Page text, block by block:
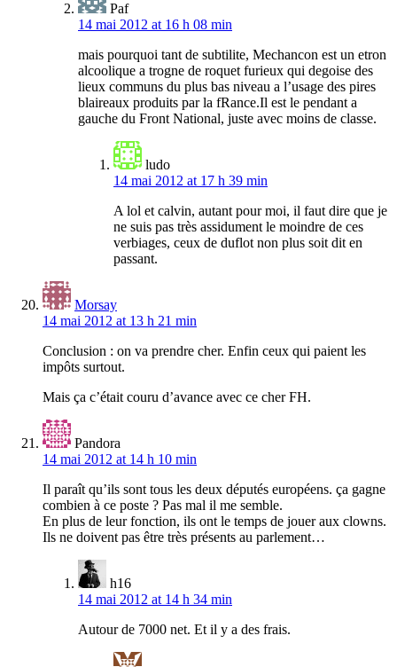
Paf
14 mai 2012 at 16 h 08 min
mais pourquoi tant de subtilite, Mechancon est un etron
alcoolique a trogne de roquet furieux qui degoise des
lieux communs du plus bas niveau a l’usage des pires
blaireaux produits par la fRance.Il est le pendant a
gauche du Front National, juste avec moins de classe.
ludo
14 mai 2012 at 17 h 39 min
A lol et calvin, autant pour moi, il faut dire que je
ne suis pas très assidument le moindre de ces
verbiages, ceux de duflot non plus soit dit en
passant.
Morsay
14 mai 2012 at 13 h 21 min
Conclusion : on va prendre cher. Enfin ceux qui paient les
impôts surtout.
Mais ça c’était couru d’avance avec ce cher FH.
Pandora
14 mai 2012 at 14 h 10 min
Il paraît qu’ils sont tous les deux députés européens. ça gagne
combien à ce poste ? Pas mal il me semble.
En plus de leur fonction, ils ont le temps de jouer aux clowns.
Ils ne doivent pas être très présents au parlement…
h16
14 mai 2012 at 14 h 34 min
Autour de 7000 net. Et il y a des frais.